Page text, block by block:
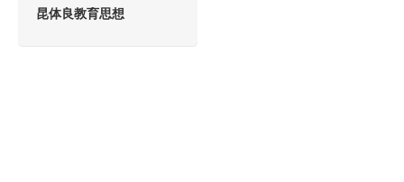
昆体良教育思想